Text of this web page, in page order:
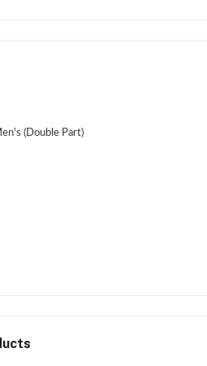
(Double Part)